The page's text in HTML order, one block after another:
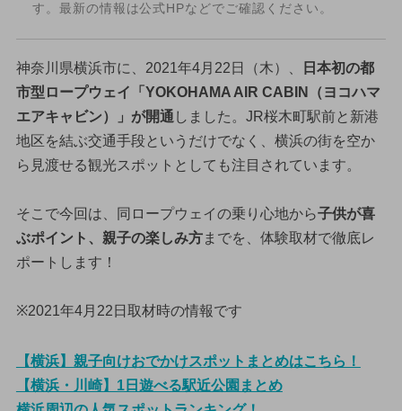
す。最新の情報は公式HPなどでご確認ください。
神奈川県横浜市に、2021年4月22日（木）、
日本初の都
市型ロープウェイ「YOKOHAMA AIR CABIN（ヨコハマ
エアキャビン）」が開通 しました。JR桜木町駅前と新港
地区を結ぶ交通手段というだけでなく、横浜の街を空か
ら見渡せる観光スポットとしても注目されています。
そこで今回は、同ロープウェイの乗り心地から子供が喜
ぶポイント、親子の楽しみ方までを、体験取材で徹底レ
ポートします！
※2021年4月22日取材時の情報です
【横浜】親子向けおでかけスポットまとめはこちら！
【横浜・川崎】1日遊べる駅近公園まとめ